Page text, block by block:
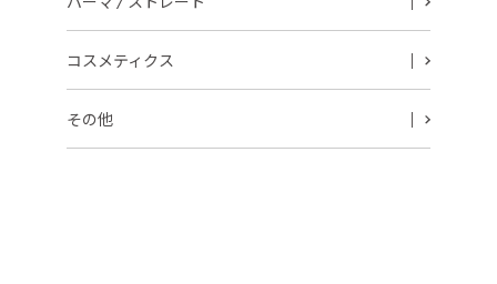
パーマ / ストレート
コスメティクス
その他